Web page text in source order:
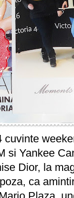
cuvinte
si Yankee
Dior, la
ca